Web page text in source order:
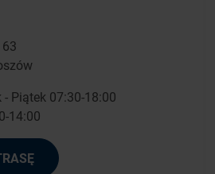
- Piątek 07:30-18:00
14:00